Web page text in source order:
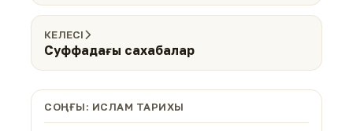
КЕЛЕСІ
Суффадағы сахабалар
СОҢҒЫ: ИСЛАМ ТАРИХЫ